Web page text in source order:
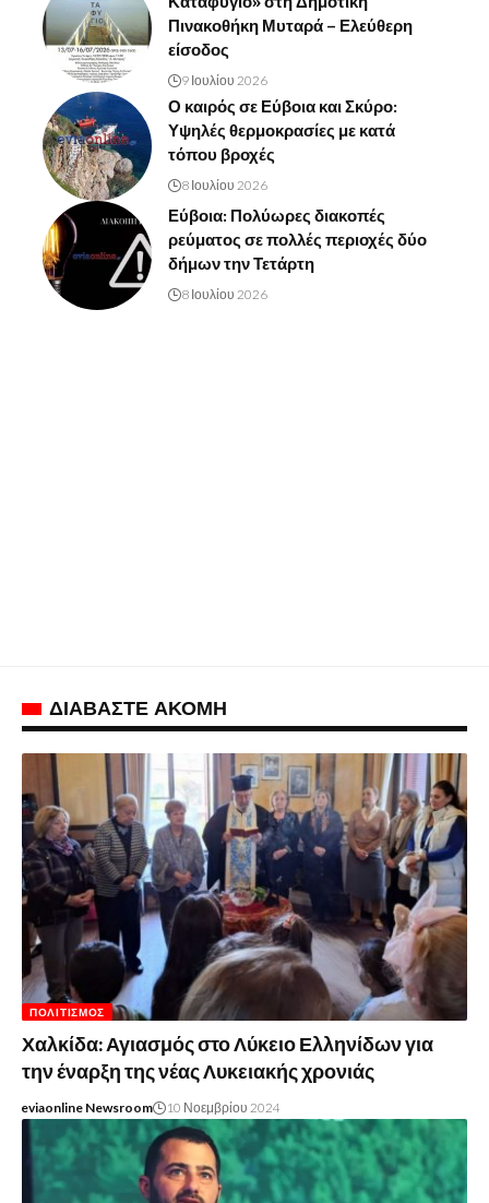
Πινακοθήκη Μυταρά – Ελεύθερη
είσοδος
9 Ιουλίου 2026
Ο καιρός σε Εύβοια και Σκύρο:
Υψηλές θερμοκρασίες με κατά
τόπου βροχές
8 Ιουλίου 2026
Εύβοια: Πολύωρες διακοπές
ρεύματος σε πολλές περιοχές δύο
δήμων την Τετάρτη
8 Ιουλίου 2026
ΔΙΑΒΑΣΤΕ ΑΚΟΜΗ
ΠΟΛΙΤΙΣΜΌΣ
Χαλκίδα: Αγιασμός στο Λύκειο Ελληνίδων για
την έναρξη της νέας Λυκειακής χρονιάς
eviaonline Newsroom 10 Νοεμβρίου 2024